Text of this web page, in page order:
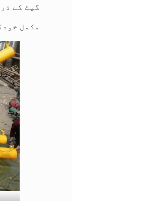
گیٹ کے
مکمل خودکار نظام 6–8 ٹن فی گھنٹہ تک کا